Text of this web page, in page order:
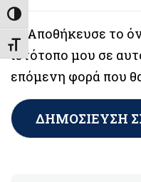
Εναλλαγή Υψηλής
Εναλλαγή Μεγέθους
Αποθήκευσε το
ιστότοπο μου σε
επόμενη φορά που